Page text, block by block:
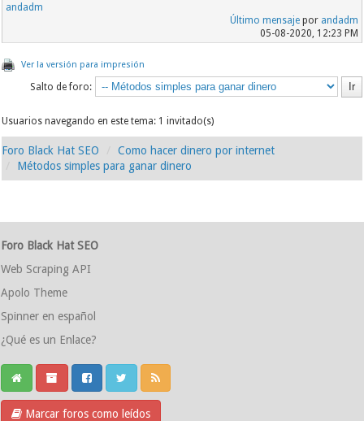
andadm
Último mensajepor andadm
05-08-2020, 12:23 PM
Ver la versión para impresión
Salto de foro:
Usuarios navegando en este tema: 1 invitado(s)
Foro Black Hat SEO
Como hacer dinero por internet
Métodos simples para ganar dinero
Foro Black Hat SEO
Web Scraping API
Apolo Theme
Spinner en español
¿Qué es un Enlace?
Marcar foros como leídos